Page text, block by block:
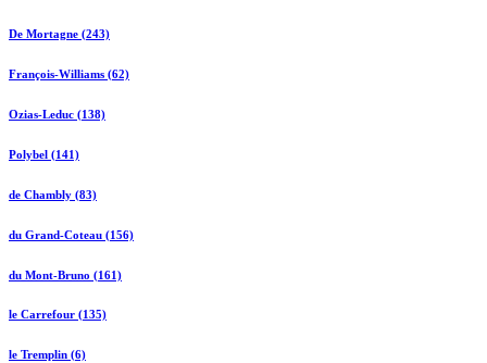
De Mortagne (243)
François-Williams (62)
Ozias-Leduc (138)
Polybel (141)
de Chambly (83)
du Grand-Coteau (156)
du Mont-Bruno (161)
le Carrefour (135)
le Tremplin (6)